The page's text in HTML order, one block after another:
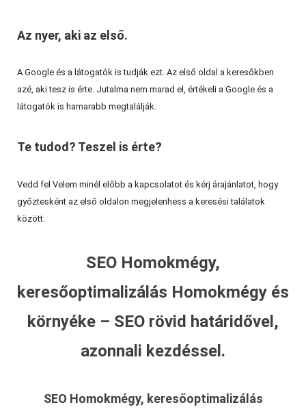
Az nyer, aki az első.
A Google és a látogatók is tudják ezt. Az első oldal a keresőkben
azé, aki tesz is érte. Jutalma nem marad el, értékeli a Google és a
látogatók is hamarabb megtalálják.
Te tudod? Teszel is érte?
Vedd fel Velem minél előbb a kapcsolatot és kérj árajánlatot, hogy
győztesként az első oldalon megjelenhess a keresési találatok
között.
SEO Homokmégy,
keresőoptimalizálás Homokmégy és
környéke – SEO rövid határidővel,
azonnali kezdéssel.
SEO Homokmégy, keresőoptimalizálás